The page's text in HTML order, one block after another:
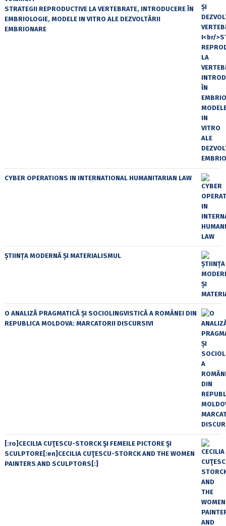
STRATEGII REPRODUCTIVE LA VERTEBRATE, INTRODUCERE ÎN
EMBRIOLOGIE, MODELE IN VITRO ALE DEZVOLTĂRII
EMBRIONARE
CYBER OPERATIONS IN INTERNATIONAL HUMANITARIAN LAW
ȘTIINȚA MODERNĂ ȘI MATERIALISMUL
O ANALIZĂ PRAGMATICĂ ȘI SOCIOLINGVISTICĂ A ROMÂNEI DIN
REPUBLICA MOLDOVA: MARCATORII DISCURSIVI
[:ro]CECILIA CUŢESCU-STORCK ŞI FEMEILE PICTORE ŞI
SCULPTORE[:en]CECILIA CUŢESCU-STORCK AND THE WOMEN
PAINTERS AND SCULPTORS[:]